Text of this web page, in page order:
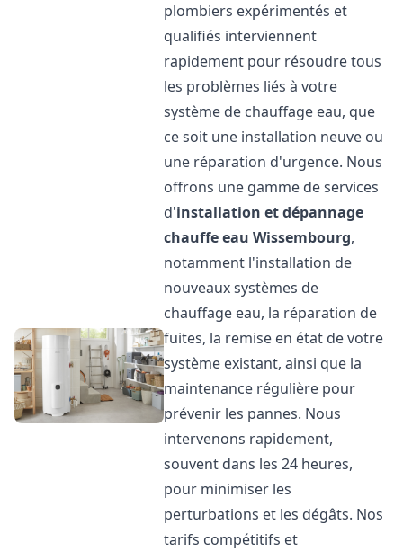
plombiers expérimentés et
qualifiés interviennent
rapidement pour résoudre tous
les problèmes liés à votre
système de chauffage eau, que
ce soit une installation neuve ou
une réparation d'urgence. Nous
offrons une gamme de services
d'installation et dépannage
chauffe eau Wissembourg,
notamment l'installation de
nouveaux systèmes de
chauffage eau, la réparation de
fuites, la remise en état de votre
système existant, ainsi que la
maintenance régulière pour
prévenir les pannes. Nous
intervenons rapidement,
souvent dans les 24 heures,
pour minimiser les
perturbations et les dégâts. Nos
tarifs compétitifs et